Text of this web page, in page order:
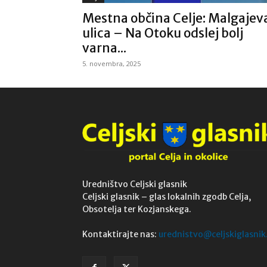
Mestna občina Celje:
ulica – Na Otoku odslej bolj
varna...
5. novembra, 2025
Uredništvo Celjski glasnik
Celjski glasnik – glas lokalnih zgodb Celja,
Obsotelja ter Kozjanskega.
Kontaktirajte nas: